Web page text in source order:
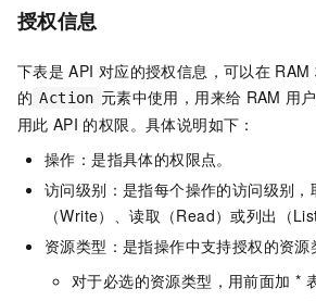
授权信息
下表是 API 对应的授权信息，可以在 RAM
的 Action 元素中使用，用来给 RAM 用
用此 API 的权限。具体说明如下：
操作：是指具体的权限点。
访问级别：是指每个操作的访问级别，
（Write）、读取（Read）或列出（List
资源类型：是指操作中支持授权的资源
对于必选的资源类型，用前面加 *